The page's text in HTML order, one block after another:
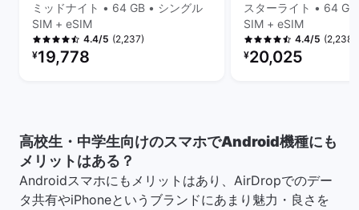
ミッドナイト • 64 GB • シングル
SIM + eSIM
4.4/5 (2,237)
リファービッシュ品の価格：
¥19,778
スターライト • 64
SIM + eSIM
4.4/5 (2,238)
リファービッシュ品の
¥20,025
高校生・中学生向けのスマホでAndroid機種にも
メリットはある？
Androidスマホにもメリットはあり、AirDropでのデー
タ共有やiPhoneというブランドにあまり魅力・良さを